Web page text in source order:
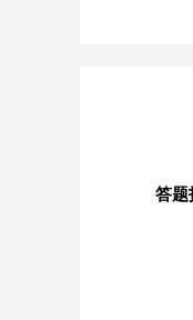
答